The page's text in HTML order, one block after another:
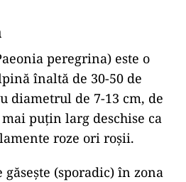
peregrina) este o
înaltă de 30-50 de
diametrul de 7-13 cm, de
puțin larg deschise ca
roze ori roșii.
(sporadic) în zona